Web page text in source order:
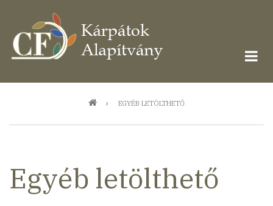
tartalomra
EGYÉB LETÖLTHETŐ
Egyéb letölthető